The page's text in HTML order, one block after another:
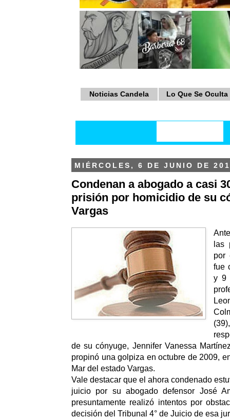
Noticias Candela Lo Que Se Oculta
MIÉRCOLES, 6 DE JUNIO DE
Condenan a abogado a casi
prisión por homicidio de su
Vargas
las
por
fue
y 9
de su cónyuge, Jennifer Vanessa
propinó una golpiza en octubre de 2009,
Mar del estado Vargas.
Vale destacar que el ahora condenado
juicio por su abogado defensor José
presuntamente realizó intentos por
decisión del Tribunal 4° de Juicio de esa